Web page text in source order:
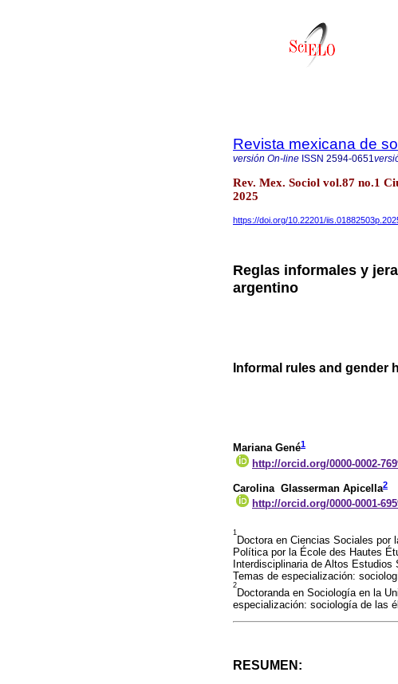
Revista mexicana de
versión On-line ISSN 2594-0651
Rev. Mex. Sociol vol.87 no.1
2025
https://doi.org/10.22201/
Reglas informales y
argentino
Informal rules and gender
Mariana Gené1
http://orcid.org/0000-0002-
Carolina Glasserman Apicella2
http://orcid.org/0000-0001-
1
Doctora en Ciencias Sociales por
Política por la École des Hautes
Interdisciplinaria de Altos
Temas de especialización:
2
Doctoranda en Sociología en la
especialización: sociología de las
RESUMEN: